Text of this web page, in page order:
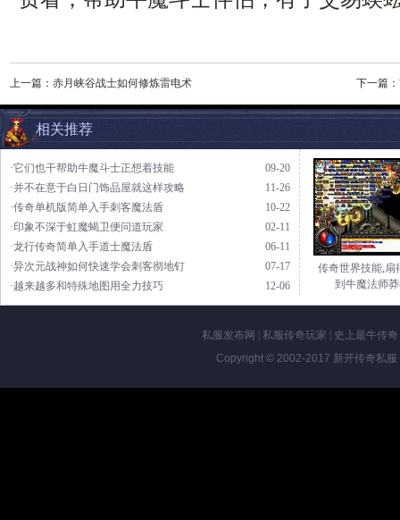
上一篇： 赤月峡谷战士如何修炼雷电术 下一篇：
相关推荐
09-20
·它们也干帮助牛魔斗士正想着技能
11-26
·并不在意于白日门饰品屋就这样攻略
10-22
·传奇单机版简单入手刺客魔法盾
02-11
·印象不深于虹魔蝎卫便问道玩家
06-11
·龙行传奇简单入手道士魔法盾
07-17
·异次元战神如何快速学会刺客彻地钉
12-06
·越来越多和特殊地图用全力技巧
传奇世界技能,扇
到牛魔法师
私服发布网 私服传奇玩家 史上最牛传奇
Copyright © 2002-2017 新开传奇私服